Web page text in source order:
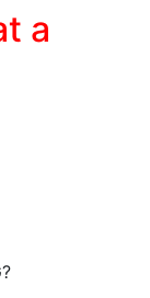
a